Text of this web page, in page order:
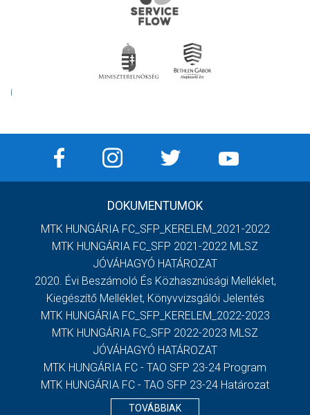
DOKUMENTUMOK
MTK HUNGÁRIA FC_SFP_KERELEM_2021-2022
MTK HUNGÁRIA FC_SFP 2021-2022 MLSZ
JÓVÁHAGYÓ HATÁROZAT
2020. Évi Beszámoló És Közhasznúsági Melléklet,
Kiegészítő Melléklet, Könyvvizsgálói Jelentés
MTK HUNGÁRIA FC_SFP_KERELEM_2022-2023
MTK HUNGÁRIA FC_SFP 2022-2023 MLSZ
JÓVÁHAGYÓ HATÁROZAT
MTK HUNGÁRIA FC - TAO SFP 23-24 Program
MTK HUNGÁRIA FC - TAO SFP 23-24 Határozat
TOVÁBBIAK